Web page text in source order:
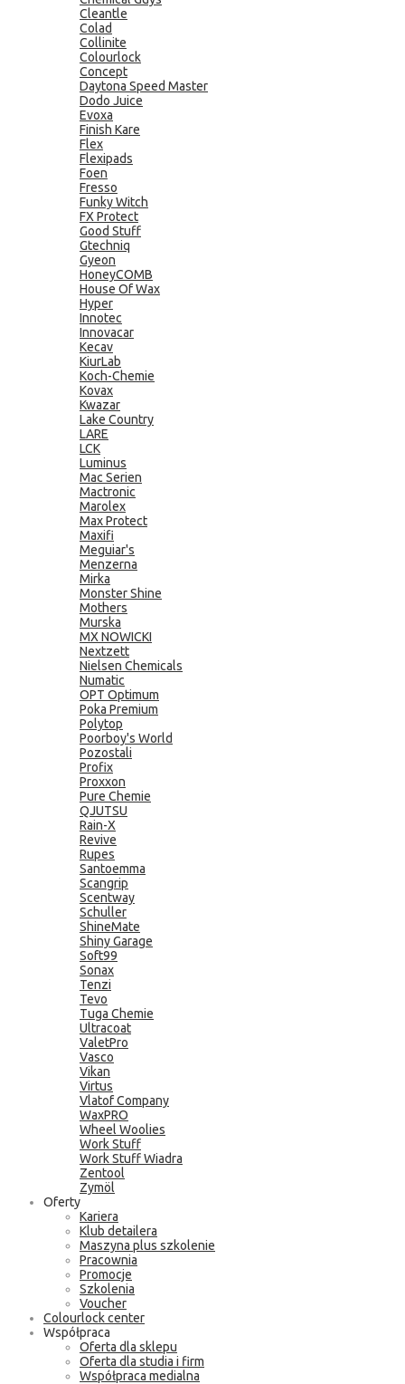
Cleantle
Colad
Collinite
Colourlock
Concept
Daytona Speed Master
Dodo Juice
Evoxa
Finish Kare
Flex
Flexipads
Foen
Fresso
Funky Witch
FX Protect
Good Stuff
Gtechniq
Gyeon
HoneyCOMB
House Of Wax
Hyper
Innotec
Innovacar
Kecav
KiurLab
Koch-Chemie
Kovax
Kwazar
Lake Country
LARE
LCK
Luminus
Mac Serien
Mactronic
Marolex
Max Protect
Maxifi
Meguiar's
Menzerna
Mirka
Monster Shine
Mothers
Murska
MX NOWICKI
Nextzett
Nielsen Chemicals
Numatic
OPT Optimum
Poka Premium
Polytop
Poorboy's World
Pozostali
Profix
Proxxon
Pure Chemie
QJUTSU
Rain-X
Revive
Rupes
Santoemma
Scangrip
Scentway
Schuller
ShineMate
Shiny Garage
Soft99
Sonax
Tenzi
Tevo
Tuga Chemie
Ultracoat
ValetPro
Vasco
Vikan
Virtus
Vlatof Company
WaxPRO
Wheel Woolies
Work Stuff
Work Stuff Wiadra
Zentool
Zymöl
Oferty
Kariera
Klub detailera
Maszyna plus szkolenie
Pracownia
Promocje
Szkolenia
Voucher
Colourlock center
Współpraca
Oferta dla sklepu
Oferta dla studia i firm
Współpraca medialna